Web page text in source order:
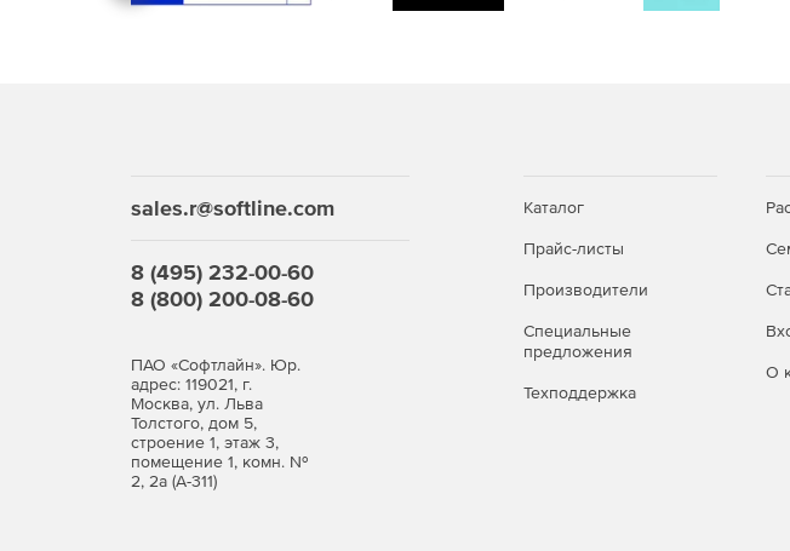
Работа с Dropbox, Box и OneDrive – доступ, редактирование и хранение
Dropbox, Box или Microsoft OneDrive.
Создание защищенных PDF-файлов – запрет другим пользователям
редактирования конфиденциальной информации.
Улучшенный инструмента «Перо» использует технологию DirectInk, что
более плавно и точно.
Превращение бумажных или Word-файлов в заполняемые PDF-формы.
sales.r@softline.com
8 (495) 232-00-60
8 (800) 200-08-60
ПАО «Софтлайн». Юр.
адрес: 119021, г.
Москва, ул. Льва
Толстого, дом 5,
строение 1, этаж 3,
помещение 1, комн. №
2, 2а (А-311)
Каталог
Прайс-листы
Производители
Специальные
предложения
Техподдержка
О